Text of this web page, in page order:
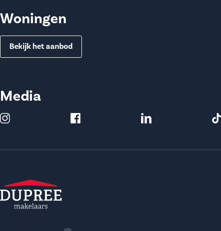
Woningen
Bekijk het aanbod
Media